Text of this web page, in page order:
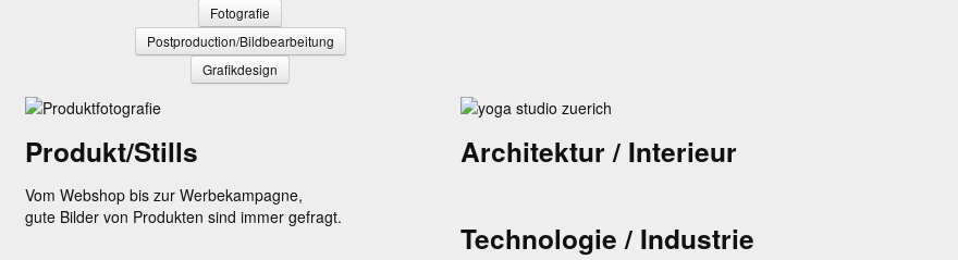
Fotografie
Postproduction/Bildbearbeitung
Grafikdesign
Produkt/Stills
Vom Webshop bis zur Werbekampagne,
gute Bilder von Produkten sind immer gefragt.
Architektur / Interieur
Technologie / Industrie